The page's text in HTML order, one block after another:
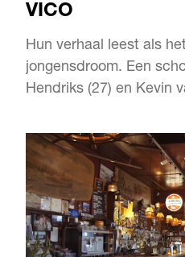
VICO
Hun verhaal leest als
jongensdroom. Een
Hendriks (27) en Kevin
schoenenmerk.
sneakers’ voor heren
veertig winkels in
Frankrijk. Dave: “We
blind…